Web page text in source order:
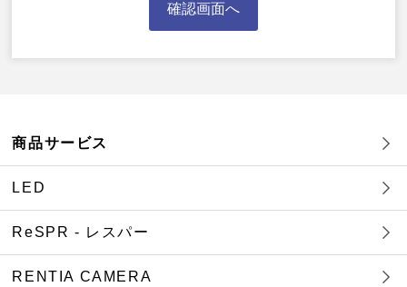
確認画面へ
商品サービス
LED
ReSPR - レスパー
RENTIA CAMERA